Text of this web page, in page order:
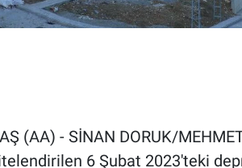
(AA) - SİNAN DORUK/
6 Şubat 2023'teki